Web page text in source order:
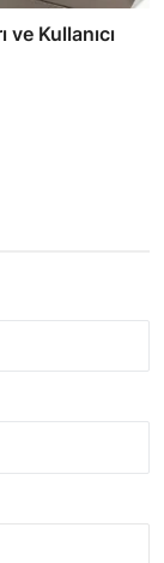
Kullanıcı